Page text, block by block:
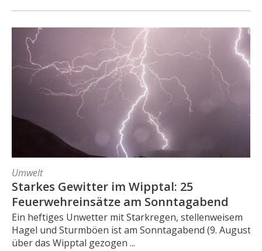
Umwelt
Starkes Gewitter im Wipptal: 25
Feuerwehreinsätze am Sonntagabend
Ein heftiges Unwetter mit Starkregen, stellenweisem
Hagel und Sturmböen ist am Sonntagabend (9. August)
über das Wipptal gezogen ...